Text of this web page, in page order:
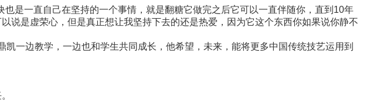
一直自己在坚持的一个事情，就是翻糖它做完之后它可以一直伴随你，直到10年
说是虚荣心，但是真正想让我坚持下去的还是热爱，因为它这个东西你如果说你静不
一边教学，一边也和学生共同成长，他希望，未来，能将更多中国传统技艺运用到